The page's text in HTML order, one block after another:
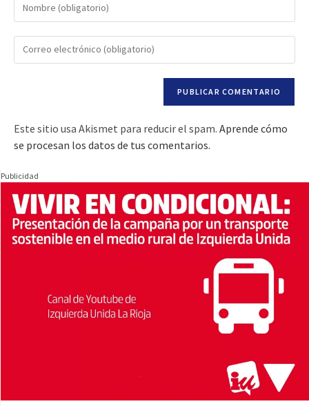
Este sitio usa Akismet para reducir el spam. Aprende cómo
se procesan los datos de tus comentarios.
Publicidad